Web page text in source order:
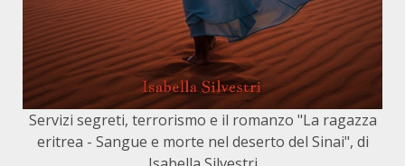
Servizi segreti, terrorismo e il romanzo "La ragazza
eritrea - Sangue e morte nel deserto del Sinai", di